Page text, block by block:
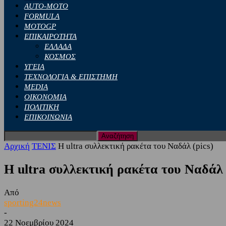
AUTO-MOTO
FORMULA
MOTOGP
ΕΠΙΚΑΙΡΟΤΗΤΑ
ΕΛΛΑΔΑ
ΚΟΣΜΟΣ
ΥΓΕΙΑ
ΤΕΧΝΟΛΟΓΙΑ & ΕΠΙΣΤΗΜΗ
MEDIA
ΟΙΚΟΝΟΜΙΑ
ΠΟΛΙΤΙΚΗ
ΕΠΙΚΟΙΝΩΝΙΑ
Αρχική ΤΕΝΙΣ Η ultra συλλεκτική ρακέτα του Ναδάλ (pics)
Η ultra συλλεκτική ρακέτα του Ναδάλ
Από
sporting24news
-
22 Νοεμβρίου 2024